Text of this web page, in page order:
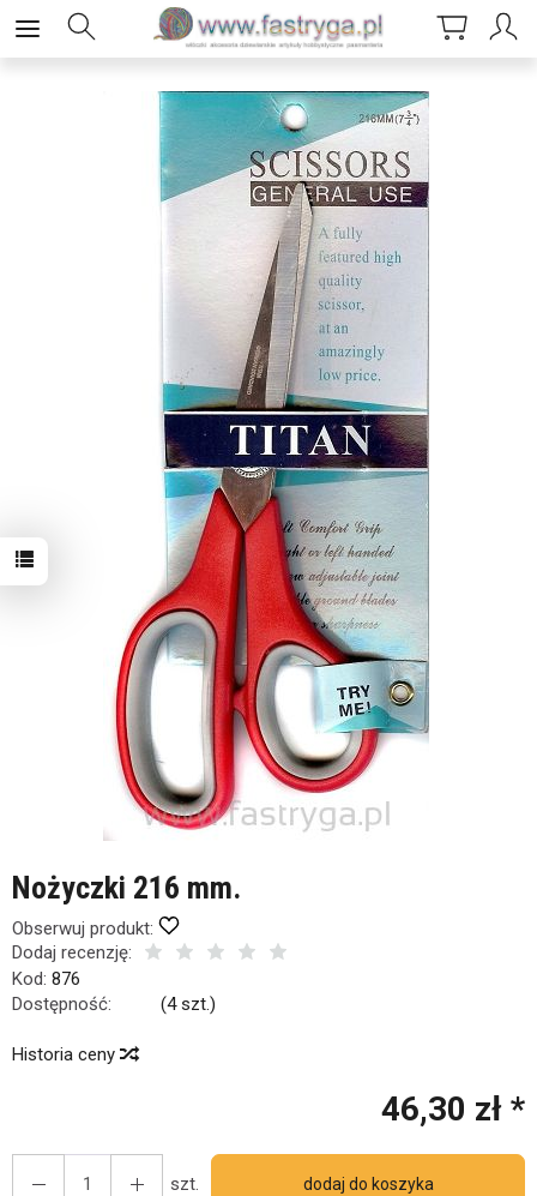
Nożyczki 216 mm.
Obserwuj produkt:
Dodaj recenzję:
Kod: 876
Dostępność:
(4szt.)
Historia ceny
46,30 zł *
szt. dodaj do koszyka